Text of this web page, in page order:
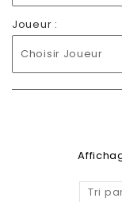
Joueur :
Choisir Joueur
Tri